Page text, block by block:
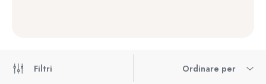
Filtri Ordinare per